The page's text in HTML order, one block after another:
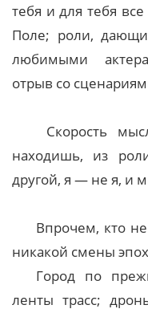
тебя и для тебя
Поле; роли,
любимыми
отрыв со
Скорость
находишь, из
другой, я — не я, и
Впрочем, кто
никакой смены
Город по
ленты трасс;